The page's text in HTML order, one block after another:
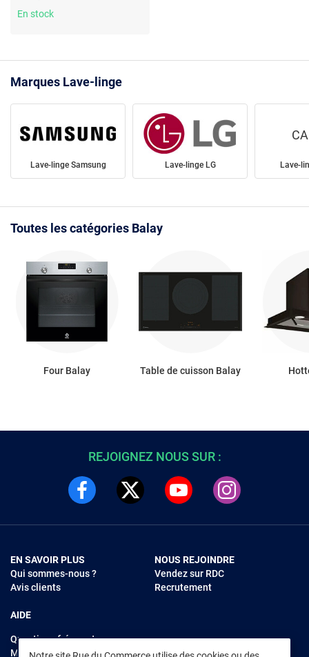
En stock
Marques Lave-linge
Lave-linge Samsung Lave-linge LG Lave-
Toutes les catégories Balay
Four Balay Table de cuisson Balay
REJOIGNEZ NOUS SUR :
EN SAVOIR PLUS
Qui sommes-nous ?
Avis clients
AIDE
Questions fréquentes
Modes de règlements
NOUS REJOINDRE
Vendez sur RDC
Recrutement